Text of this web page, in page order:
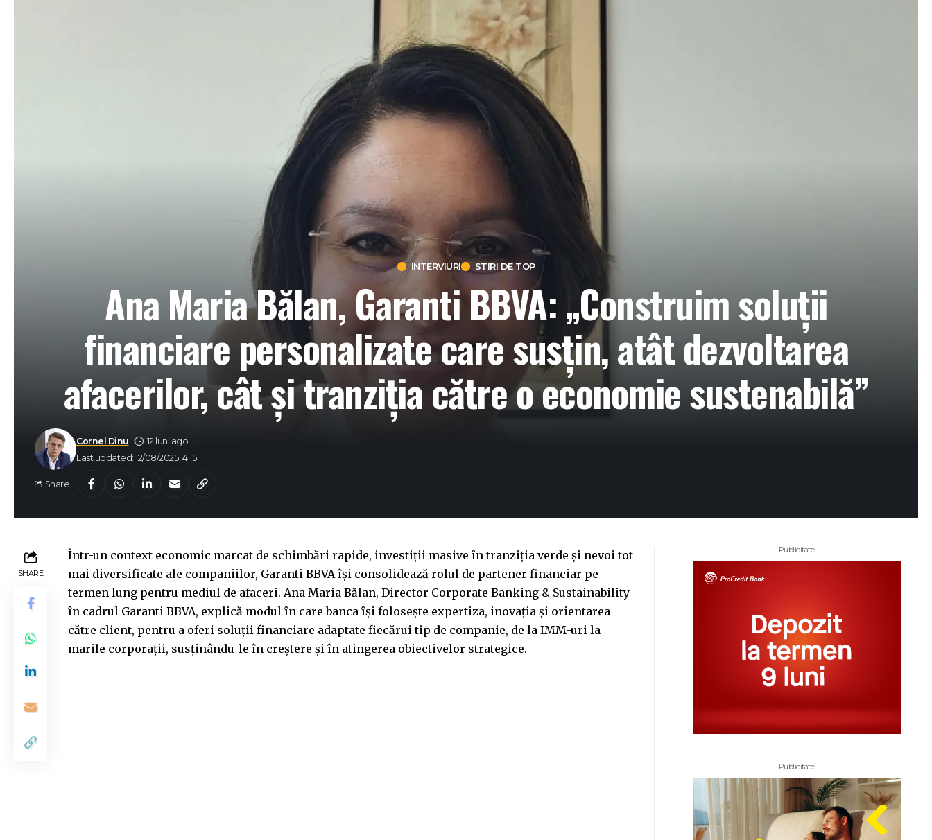
INTERVIURI STIRI DE TOP
Ana Maria Bălan, Garanti BBVA: „Construim soluții
financiare personalizate care susțin, atât dezvoltarea
afacerilor, cât și tranziția către o economie sustenabilă”
Last updated: 12/08/2025 14:15
Cornel Dinu 12 luni ago
Share
SHARE
Într-un context economic marcat de schimbări rapide, investiții masive în tranziția verde și nevoi tot
mai diversificate ale companiilor, Garanti BBVA își consolidează rolul de partener financiar pe
termen lung pentru mediul de afaceri. Ana Maria Bălan, Director Corporate Banking & Sustainability
în cadrul Garanti BBVA, explică modul în care banca își folosește expertiza, inovația și orientarea
către client, pentru a oferi soluții financiare adaptate fiecărui tip de companie, de la IMM-uri la
marile corporații, susținându-le în creștere și în atingerea obiectivelor strategice.
- Publicitate -
- Publicitate -